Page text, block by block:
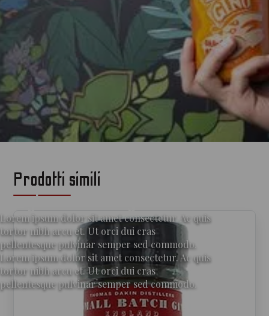
per gli amanti del gin
Lorem ipsum dolor sit amet consectetur. Ac quis
tortor nibh arcu et. Ut orci dui cras
pellentesque pulvinar semper sed commodo.
Lorem ipsum dolor sit amet consectetur. Ac quis
tortor nibh arcu et. Ut orci dui cras
pellentesque pulvinar semper sed commodo.
Prodotti simili